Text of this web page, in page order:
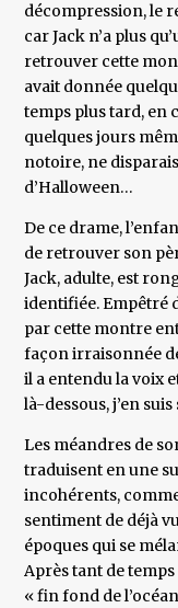
décompression, le
car Jack n’a plus
retrouver cette
avait donnée
temps plus tard, en
quelques jours
notoire, ne
d’Halloween…
De ce drame,
de retrouver son
Jack, adulte, est
identifiée. Empêtré
par cette montre
façon irraisonnée
il a entendu la voix
là-dessous, j’en
Les méandres de
traduisent en une
incohérents,
sentiment de déjà
époques qui se
Après tant de
« fin fond de